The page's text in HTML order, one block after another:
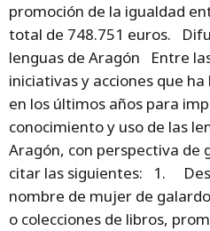
promoción de la igualdad
total de 748.751 euros.
lenguas de Aragón Entre
iniciativas y acciones que
en los últimos años para
conocimiento y uso de las
Aragón, con perspectiva de
citar las siguientes: 1.
nombre de mujer de
o colecciones de libros,